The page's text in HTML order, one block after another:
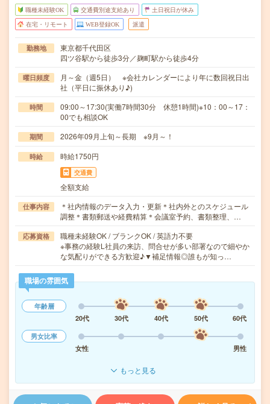
職種未経験OK 交通費別途支給あり 土日祝日が休み
在宅・リモート WEB登録OK 派遣
勤務地
東京都千代田区
四ツ谷駅から徒歩3分／麹町駅から徒歩4分
曜日頻度
月～金（週5日） ※会社カレンダーにより年に数回祝日出
社（平日に振休あり♪)
時間
09:00～17:30(実働7時間30分 休憩1時間)※10：00～17：
00でも相談OK
期間 2026年09月上旬～長期 ※9月～！
時給 時給1750円
交通費
全額支給
仕事内容
＊社内情報のデータ入力・更新＊社内外とのスケジュール
調整＊書類郵送や経費精算＊会議室予約、書類整理、…
応募資格
職種未経験OK / ブランクOK / 英語力不要
※事務の経験L社員の来訪、問合せが多い部署なので細やか
な気配りができる方歓迎♪▼補足情報◎誰もが知っ…
職場の雰囲気
年齢層
20代
30代 40代 50代
60代
男女比率
女性
男性
もっと見る